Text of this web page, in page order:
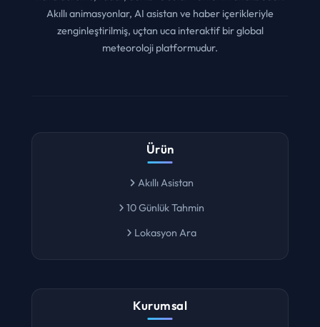
hava durumu, radar, deniz ve solar verilerini analiz eder.
Akıllı animasyonlar, AI asistan ve haber içerikleriyle
zenginleştirilmiş, uçtan uca interaktif bir global
Ürün
Kurumsal